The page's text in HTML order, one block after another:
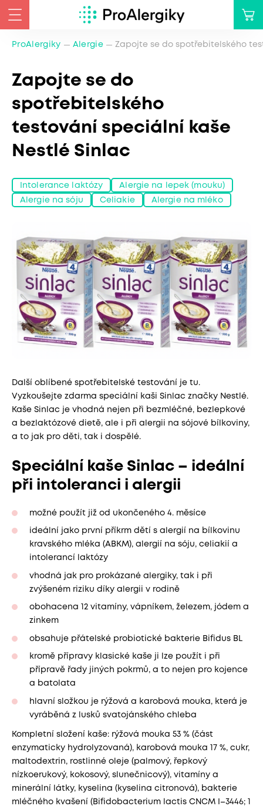
ProAlergiky Alergie Zapojte se do spotřebitelského
Zapojte se do
spotřebitelského
testování speciální kaše
Nestlé Sinlac
Intolerance laktózy Alergie na lepek (mouku)
Alergie na sóju Celiakie Alergie na mléko
Další oblíbené spotřebitelské testování je tu.
Vyzkoušejte zdarma speciální kaši Sinlac značky Nestlé.
Kaše Sinlac je vhodná nejen při bezmléčné, bezlepkové
a bezlaktózové dietě, ale i při alergii na sójové bílkoviny,
a to jak pro děti, tak i dospělé.
Speciální kaše Sinlac – ideální
při intoleranci i alergii
možné použít již od ukončeného 4. měsíce
ideální jako první příkrm dětí s alergií na bílkovinu
kravského mléka (ABKM), alergií na sóju, celiakií a
intolerancí laktózy
vhodná jak pro prokázané alergiky, tak i při
zvýšeném riziku díky alergii v rodině
obohacena 12 vitamíny, vápníkem, železem, jódem a
zinkem
obsahuje přátelské probiotické bakterie Bifidus BL
kromě přípravy klasické kaše ji lze použít i při
přípravě řady jiných pokrmů, a to nejen pro kojence
a batolata
hlavní složkou je rýžová a karobová mouka, která je
vyráběná z lusků svatojánského chleba
Kompletní složení kaše: rýžová mouka 53 % (část
enzymaticky hydrolyzovaná), karobová mouka 17 %, cukr,
maltodextrin, rostlinné oleje (palmový, řepkový
nízkoerukový, kokosový, slunečnicový), vitamíny a
minerální látky, kyselina (kyselina citronová), bakterie
mléčného kvašení (Bifidobacterium lactis CNCM I–3446; 1